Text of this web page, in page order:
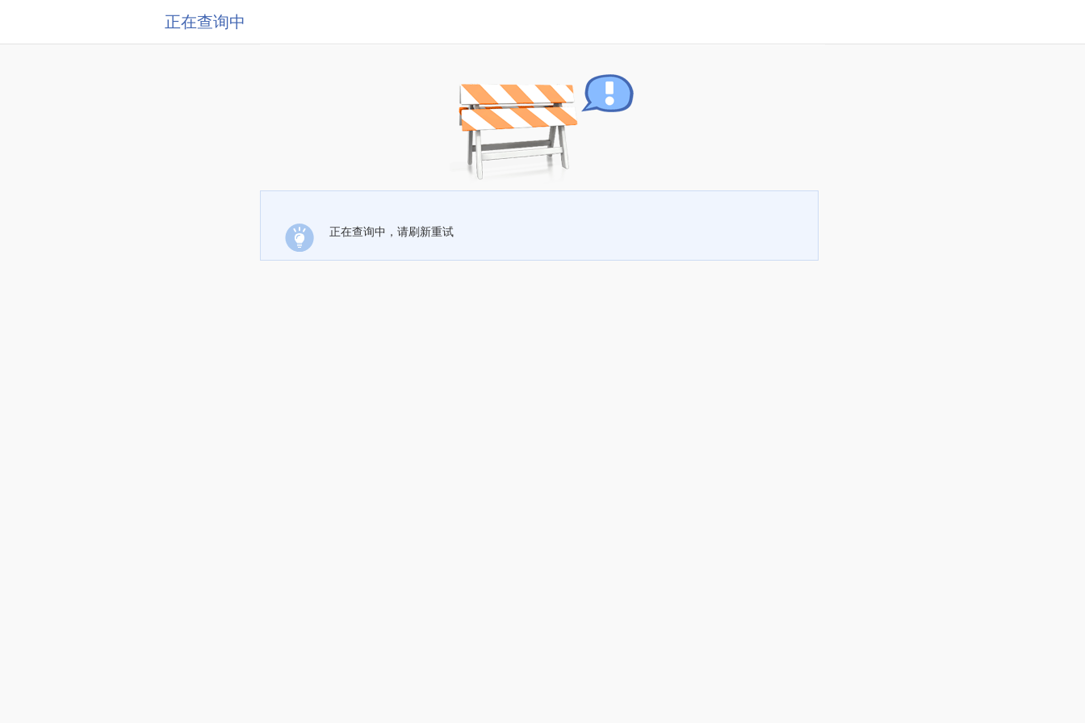
正在查询中
正在查询中，请刷新重试